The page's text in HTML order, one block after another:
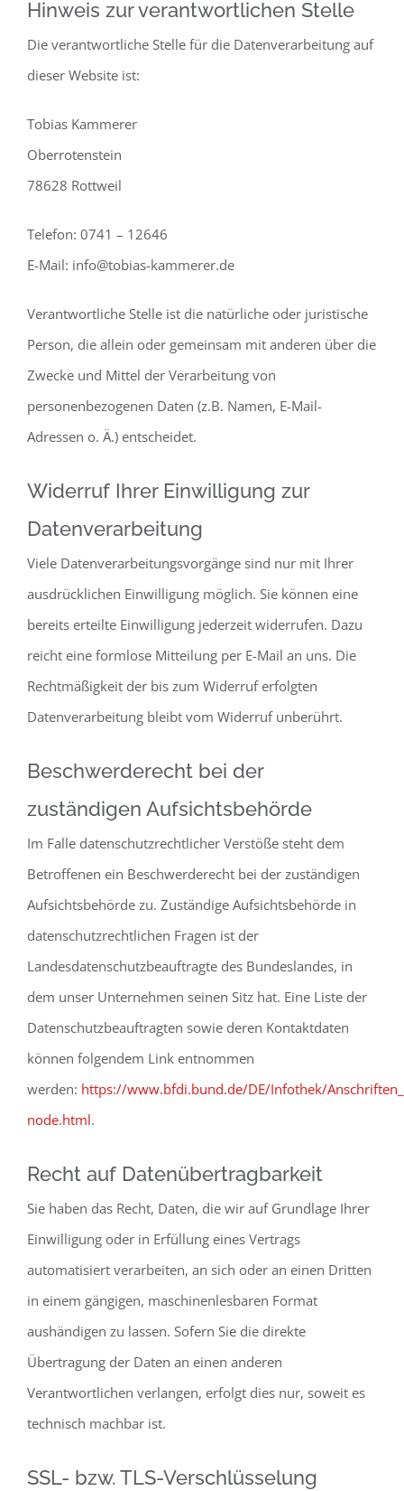
Hinweis zur verantwortlichen Stelle
Die verantwortliche Stelle für die Datenverarbeitung auf
dieser Website ist:
Tobias Kammerer
Oberrotenstein
78628 Rottweil
Telefon: 0741 – 12646
E-Mail: info@tobias-kammerer.de
Verantwortliche Stelle ist die natürliche oder juristische
Person, die allein oder gemeinsam mit anderen über die
Zwecke und Mittel der Verarbeitung von
personenbezogenen Daten (z.B. Namen, E-Mail-
Adressen o. Ä.) entscheidet.
Widerruf Ihrer Einwilligung zur
Datenverarbeitung
Viele Datenverarbeitungsvorgänge sind nur mit Ihrer
ausdrücklichen Einwilligung möglich. Sie können eine
bereits erteilte Einwilligung jederzeit widerrufen. Dazu
reicht eine formlose Mitteilung per E-Mail an uns. Die
Rechtmäßigkeit der bis zum Widerruf erfolgten
Datenverarbeitung bleibt vom Widerruf unberührt.
Beschwerderecht bei der
zuständigen Aufsichtsbehörde
Im Falle datenschutzrechtlicher Verstöße steht dem
Betroffenen ein Beschwerderecht bei der zuständigen
Aufsichtsbehörde zu. Zuständige Aufsichtsbehörde in
datenschutzrechtlichen Fragen ist der
Landesdatenschutzbeauftragte des Bundeslandes, in
dem unser Unternehmen seinen Sitz hat. Eine Liste der
Datenschutzbeauftragten sowie deren Kontaktdaten
können folgendem Link entnommen
werden: https://www.bfdi.bund.de/DE/Infothek/
node.html.
Recht auf Datenübertragbarkeit
Sie haben das Recht, Daten, die wir auf Grundlage Ihrer
Einwilligung oder in Erfüllung eines Vertrags
automatisiert verarbeiten, an sich oder an einen Dritten
in einem gängigen, maschinenlesbaren Format
aushändigen zu lassen. Sofern Sie die direkte
Übertragung der Daten an einen anderen
Verantwortlichen verlangen, erfolgt dies nur, soweit es
technisch machbar ist.
SSL- bzw. TLS-Verschlüsselung